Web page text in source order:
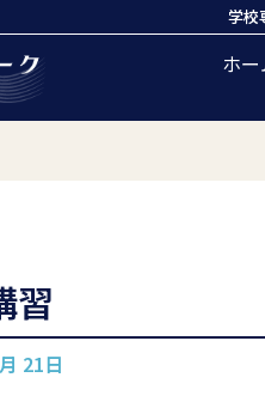
学校
ホー
習
21日